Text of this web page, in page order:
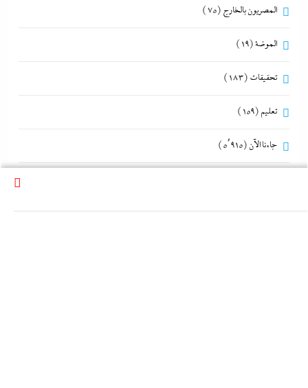
المصريون بالخارج (75)
الموضة(19)
تحقيقات (183)
تعليم (159)
جاءنا الآن (5٬915)